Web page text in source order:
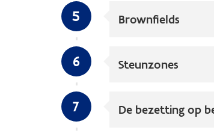
5 Brownfields
6 Steunzones
7 De bezetting op